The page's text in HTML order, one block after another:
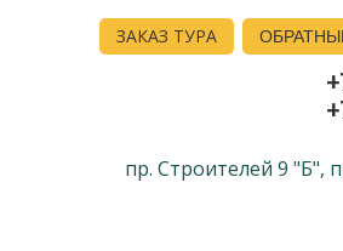
ЗАКАЗ ТУРА
пр. Строителей 9 "Б",